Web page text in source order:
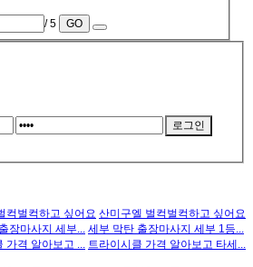
/ 5
GO
컥벌컥하고 싶어요 산미구엘 벌컥벌컥하고 싶어요
장마사지 세부... 세부 막탄 출장마사지 세부 1등...
가격 알아보고 ... 트라이시클 가격 알아보고 타세...